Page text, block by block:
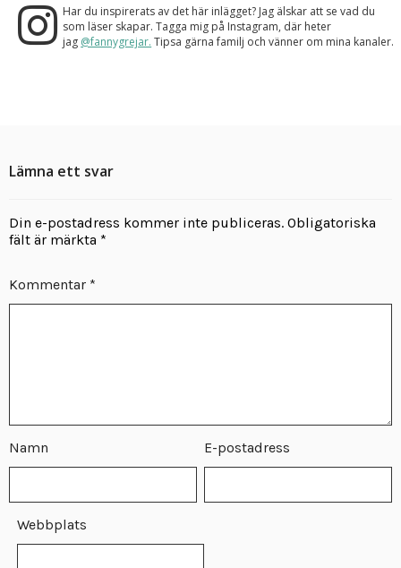
Har du inspirerats av det här inlägget? Jag älskar att se vad du
som läser skapar. Tagga mig på Instagram, där heter
jag @fannygrejar. Tipsa gärna familj och vänner om mina kanaler.
Lämna ett svar
Din e-postadress kommer inte publiceras. Obligatoriska
fält är märkta *
Kommentar *
Namn E-postadress
Webbplats